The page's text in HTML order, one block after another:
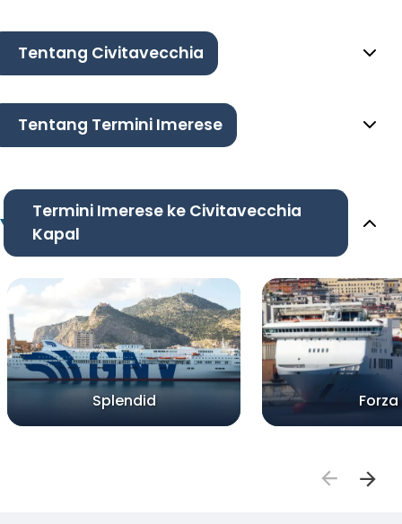
Tentang Civitavecchia
Tentang Termini Imerese
Termini Imerese ke Civitavecchia
Kapal
Splendid Forza